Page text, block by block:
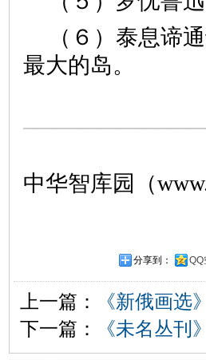
（６）泰息谛
最大的岛。
中华智库园（
分享到： QQ
上一篇：
《新俄画选
下一篇：
《未名丛刊